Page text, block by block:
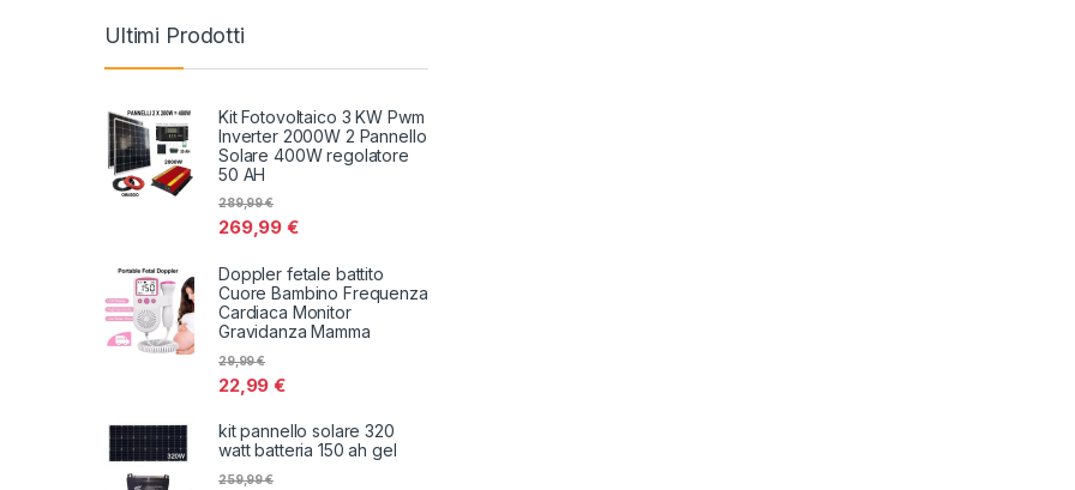
Ultimi Prodotti
Kit Fotovoltaico 3 KW Pwm
Inverter 2000W 2 Pannello
Solare 400W regolatore
50 AH
269,99€
289,99€
Doppler fetale battito
Cuore Bambino Frequenza
Cardiaca Monitor
Gravidanza Mamma
22,99€
29,99€
kit pannello solare 320
watt batteria 150 ah gel
259,99€